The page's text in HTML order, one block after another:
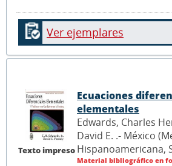
Ver ejemplares
Texto impreso
Ecuaciones
elementales
Edwards, Charles
David E. .- México
Hispanoamericana,
Material bibliográfico en